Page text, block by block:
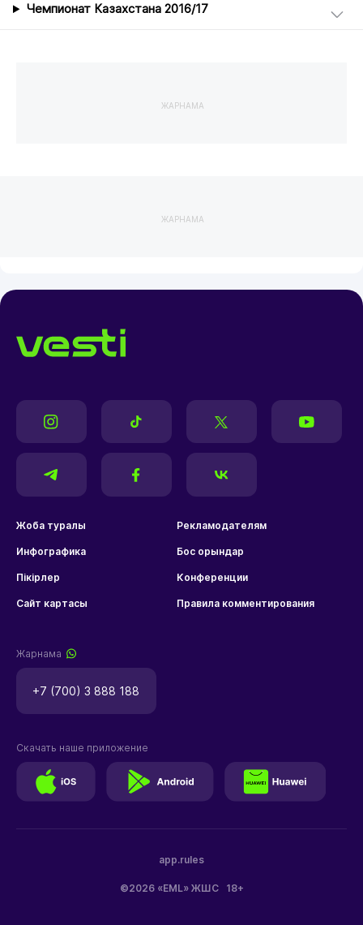
Чемпионат Казахстана 2016/17
ЖАРНАМА
ЖАРНАМА
Жоба туралы Рекламодателям
Инфографика Бос орындар
Пікірлер Конференции
Сайт картасы Правила комментирования
Жарнама
+7 (700) 3 888 188
©2026 «EML» ЖШС 18+
app.rules
Скачать наше приложение